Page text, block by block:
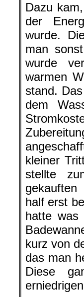
Dazu
der
wurde.
man
wurde
warmen
stand.
dem
kleiner
stellte
half erst
hatte
kurz von
das man
Diese